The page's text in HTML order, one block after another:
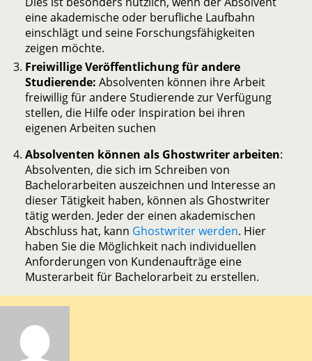
eine akademische oder berufliche Laufbahn
einschlägt und seine Forschungsfähigkeiten
zeigen möchte.
Freiwillige Veröffentlichung für andere
Studierende: Absolventen können ihre Arbeit
freiwillig für andere Studierende zur Verfügung
stellen, die Hilfe oder Inspiration bei ihren
eigenen Arbeiten suchen
Absolventen können als Ghostwriter arbeiten:
Absolventen, die sich im Schreiben von
Bachelorarbeiten auszeichnen und Interesse an
dieser Tätigkeit haben, können als Ghostwriter
tätig werden. Jeder der einen akademischen
Abschluss hat, kann Ghostwriter werden. Hier
haben Sie die Möglichkeit nach individuellen
Anforderungen von Kundenaufträge eine
Musterarbeit für Bachelorarbeit zu erstellen.